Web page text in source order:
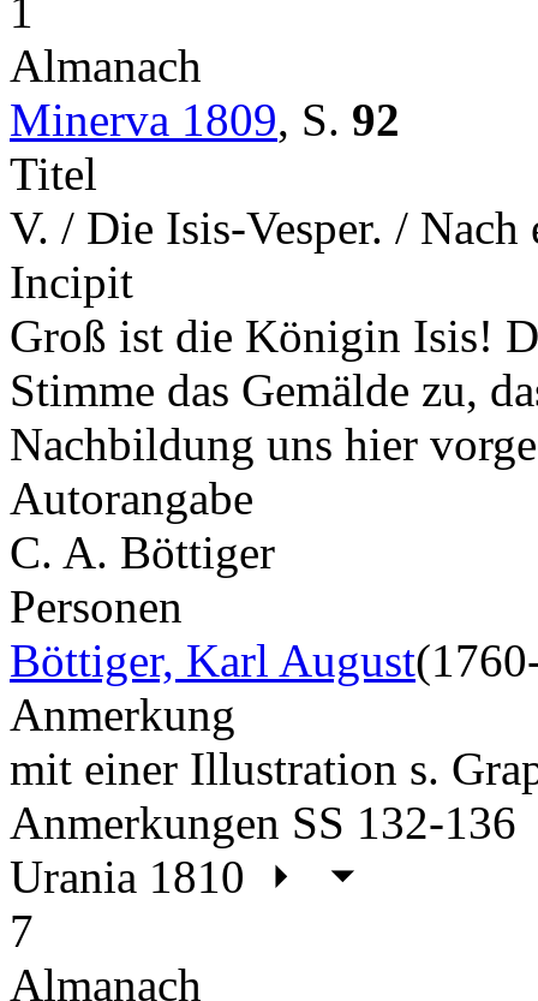
1
Almanach
Minerva 1809, S. 92
Titel
V. / Die Isis-Vesper. /
Incipit
Groß ist die Königin Isis!
Stimme das Gemälde zu,
Nachbildung uns hier
Autorangabe
C. A. Böttiger
Personen
Böttiger, Karl August
Anmerkung
mit einer Illustration s.
Anmerkungen SS 132-136
Urania 1810
7
Almanach